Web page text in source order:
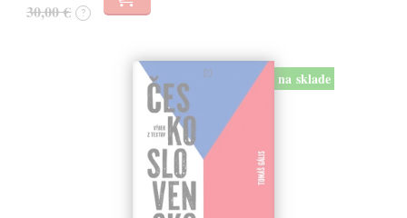
30,00 € ?
na sklade